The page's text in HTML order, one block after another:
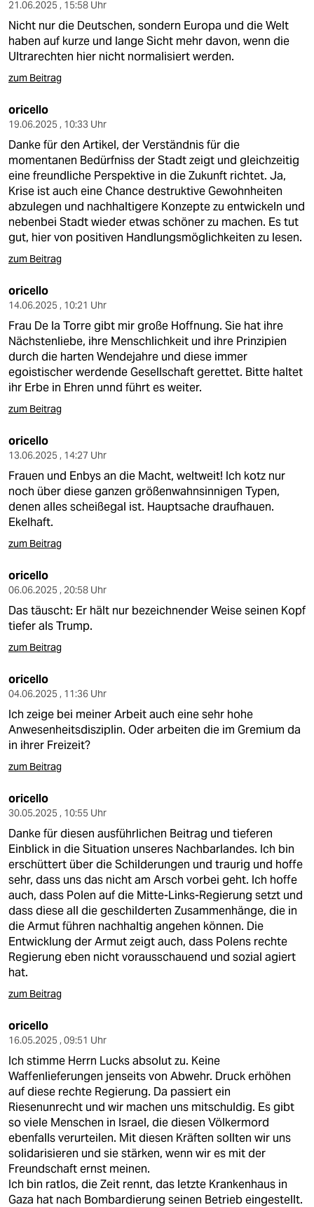
21.06.2025 , 15:58 Uhr
Nicht nur die Deutschen, sondern Europa und die Welt
haben auf kurze und lange Sicht mehr davon, wenn die
Ultrarechten hier nicht normalisiert werden.
zum Beitrag
oricello
19.06.2025 , 10:33 Uhr
Danke für den Artikel, der Verständnis für die
momentanen Bedürfniss der Stadt zeigt und gleichzeitig
eine freundliche Perspektive in die Zukunft richtet. Ja,
Krise ist auch eine Chance destruktive Gewohnheiten
abzulegen und nachhaltigere Konzepte zu entwickeln und
nebenbei Stadt wieder etwas schöner zu machen. Es tut
gut, hier von positiven Handlungsmöglichkeiten zu lesen.
zum Beitrag
oricello
14.06.2025 , 10:21 Uhr
Frau De la Torre gibt mir große Hoffnung. Sie hat ihre
Nächstenliebe, ihre Menschlichkeit und ihre Prinzipien
durch die harten Wendejahre und diese immer
egoistischer werdende Gesellschaft gerettet. Bitte haltet
ihr Erbe in Ehren unnd führt es weiter.
zum Beitrag
oricello
13.06.2025 , 14:27 Uhr
Frauen und Enbys an die Macht, weltweit! Ich kotz nur
noch über diese ganzen größenwahnsinnigen Typen,
denen alles scheißegal ist. Hauptsache draufhauen.
Ekelhaft.
zum Beitrag
oricello
06.06.2025 , 20:58 Uhr
Das täuscht: Er hält nur bezeichnender Weise seinen Kopf
tiefer als Trump.
zum Beitrag
oricello
04.06.2025 , 11:36 Uhr
Ich zeige bei meiner Arbeit auch eine sehr hohe
Anwesenheitsdisziplin. Oder arbeiten die im Gremium da
in ihrer Freizeit?
zum Beitrag
oricello
30.05.2025 , 10:55 Uhr
Danke für diesen ausführlichen Beitrag und tieferen
Einblick in die Situation unseres Nachbarlandes. Ich bin
erschüttert über die Schilderungen und traurig und hoffe
sehr, dass uns das nicht am Arsch vorbei geht. Ich hoffe
auch, dass Polen auf die Mitte-Links-Regierung setzt und
dass diese all die geschilderten Zusammenhänge, die in
die Armut führen nachhaltig angehen können. Die
Entwicklung der Armut zeigt auch, dass Polens rechte
Regierung eben nicht vorausschauend und sozial agiert
hat.
zum Beitrag
oricello
16.05.2025 , 09:51 Uhr
Ich stimme Herrn Lucks absolut zu. Keine
Waffenlieferungen jenseits von Abwehr. Druck erhöhen
auf diese rechte Regierung. Da passiert ein
Riesenunrecht und wir machen uns mitschuldig. Es gibt
so viele Menschen in Israel, die diesen Völkermord
ebenfalls verurteilen. Mit diesen Kräften sollten wir uns
solidarisieren und sie stärken, wenn wir es mit der
Freundschaft ernst meinen.
Ich bin ratlos, die Zeit rennt, das letzte Krankenhaus in
Gaza hat nach Bombardierung seinen Betrieb eingestellt.